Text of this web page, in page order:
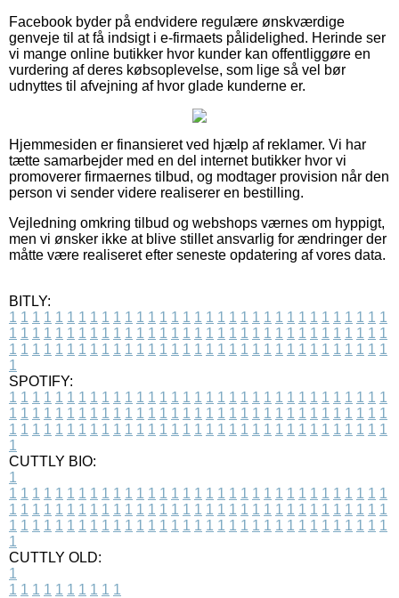
Facebook byder på endvidere regulære ønskværdige
genveje til at få indsigt i e-firmaets pålidelighed. Herinde ser
vi mange online butikker hvor kunder kan offentliggøre en
vurdering af deres købsoplevelse, som lige så vel bør
udnyttes til afvejning af hvor glade kunderne er.
Hjemmesiden er finansieret ved hjælp af reklamer. Vi har
tætte samarbejder med en del internet butikker hvor vi
promoverer firmaernes tilbud, og modtager provision når den
person vi sender videre realiserer en bestilling.
Vejledning omkring tilbud og webshops værnes om hyppigt,
men vi ønsker ikke at blive stillet ansvarlig for ændringer der
måtte være realiseret efter seneste opdatering af vores data.
BITLY:
1 1 1 1 1 1 1 1 1 1 1 1 1 1 1 1 1 1 1 1 1 1 1 1 1 1 1 1 1 1 1 1 1
1 1 1 1 1 1 1 1 1 1 1 1 1 1 1 1 1 1 1 1 1 1 1 1 1 1 1 1 1 1 1 1 1
1 1 1 1 1 1 1 1 1 1 1 1 1 1 1 1 1 1 1 1 1 1 1 1 1 1 1 1 1 1 1 1 1
1
SPOTIFY:
1 1 1 1 1 1 1 1 1 1 1 1 1 1 1 1 1 1 1 1 1 1 1 1 1 1 1 1 1 1 1 1 1
1 1 1 1 1 1 1 1 1 1 1 1 1 1 1 1 1 1 1 1 1 1 1 1 1 1 1 1 1 1 1 1 1
1 1 1 1 1 1 1 1 1 1 1 1 1 1 1 1 1 1 1 1 1 1 1 1 1 1 1 1 1 1 1 1 1
1
CUTTLY BIO:
1
1 1 1 1 1 1 1 1 1 1 1 1 1 1 1 1 1 1 1 1 1 1 1 1 1 1 1 1 1 1 1 1 1
1 1 1 1 1 1 1 1 1 1 1 1 1 1 1 1 1 1 1 1 1 1 1 1 1 1 1 1 1 1 1 1 1
1 1 1 1 1 1 1 1 1 1 1 1 1 1 1 1 1 1 1 1 1 1 1 1 1 1 1 1 1 1 1 1 1
1
CUTTLY OLD:
1
1 1 1 1 1 1 1 1 1 1